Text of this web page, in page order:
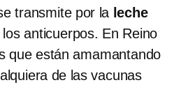
transmite por la leche
anticuerpos. En Reino
que están amamantando
de las vacunas